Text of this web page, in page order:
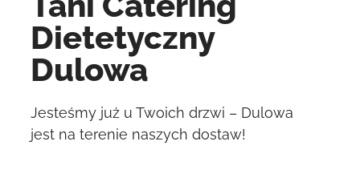
Dietetyczny
Dulowa
Jesteśmy już u Twoich drzwi – Dulowa
jest na terenie naszych dostaw!